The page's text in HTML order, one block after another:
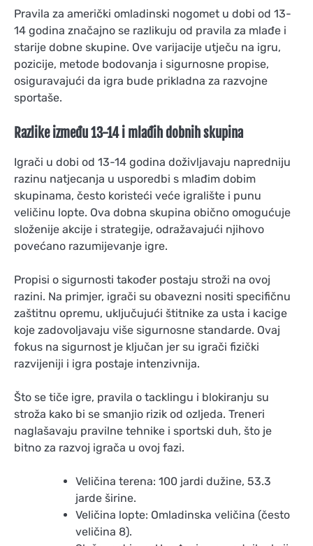
Pravila za američki omladinski nogomet u dobi od 13-
14 godina značajno se razlikuju od pravila za mlađe i
starije dobne skupine. Ove varijacije utječu na igru,
pozicije, metode bodovanja i sigurnosne propise,
osiguravajući da igra bude prikladna za razvojne
sportaše.
Razlike između 13-14 i mlađih dobnih skupina
Igrači u dobi od 13-14 godina doživljavaju napredniju
razinu natjecanja u usporedbi s mlađim dobim
skupinama, često koristeći veće igralište i punu
veličinu lopte. Ova dobna skupina obično omogućuje
složenije akcije i strategije, odražavajući njihovo
povećano razumijevanje igre.
Propisi o sigurnosti također postaju stroži na ovoj
razini. Na primjer, igrači su obavezni nositi specifičnu
zaštitnu opremu, uključujući štitnike za usta i kacige
koje zadovoljavaju više sigurnosne standarde. Ovaj
fokus na sigurnost je ključan jer su igrači fizički
razvijeniji i igra postaje intenzivnija.
Što se tiče igre, pravila o tacklingu i blokiranju su
stroža kako bi se smanjio rizik od ozljeda. Treneri
naglašavaju pravilne tehnike i sportski duh, što je
bitno za razvoj igrača u ovoj fazi.
Veličina terena: 100 jardi dužine, 53.3
jarde širine.
Veličina lopte: Omladinska veličina (često
veličina 8).